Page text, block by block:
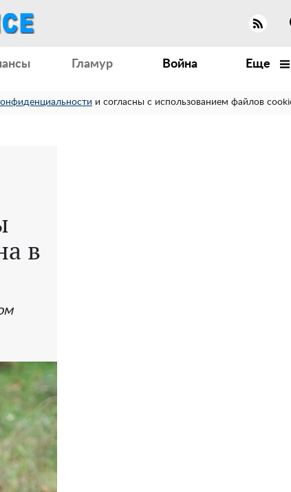
Гламур Война Еще
и согласны с использованием файлов
в